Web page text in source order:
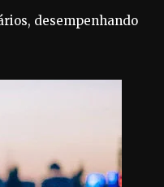
desempenhando